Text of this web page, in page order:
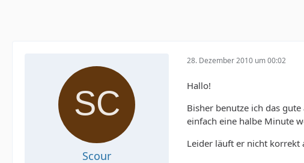
Scour
28. Dezember 2010 um 00:02
Hallo!
Bisher benutze ich das
einfach eine halbe Minute
Leider läuft er nicht korrekt